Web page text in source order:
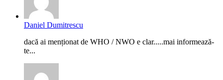
Daniel Dumitrescu
dacă ai menționat de WHO / NWO e clar.....mai informează-
te...